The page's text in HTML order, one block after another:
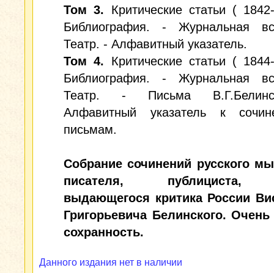
Том 3. Критические статьи (
Библиография. - Журнальная
Театр. - Алфавитный указатель.
Том 4. Критические статьи (
Библиография. - Журнальная
Театр. - Письма
Алфавитный указатель к
письмам.
Собрание сочинений русского
писателя, публициста,
выдающегося критика России
Григорьевича Белинского.
сохранность.
Данного издания нет в наличии